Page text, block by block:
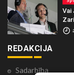
Vai
REDAKCIJA
Sadarbība